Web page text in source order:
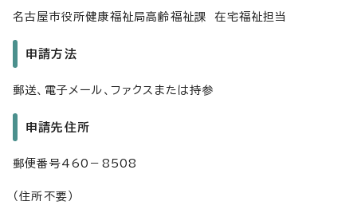
名古屋市役所健康福祉局高齢福祉課 在宅福祉担当
申請方法
郵送、電子メール、ファクスまたは持参
申請先住所
郵便番号460－8508
（住所不要）